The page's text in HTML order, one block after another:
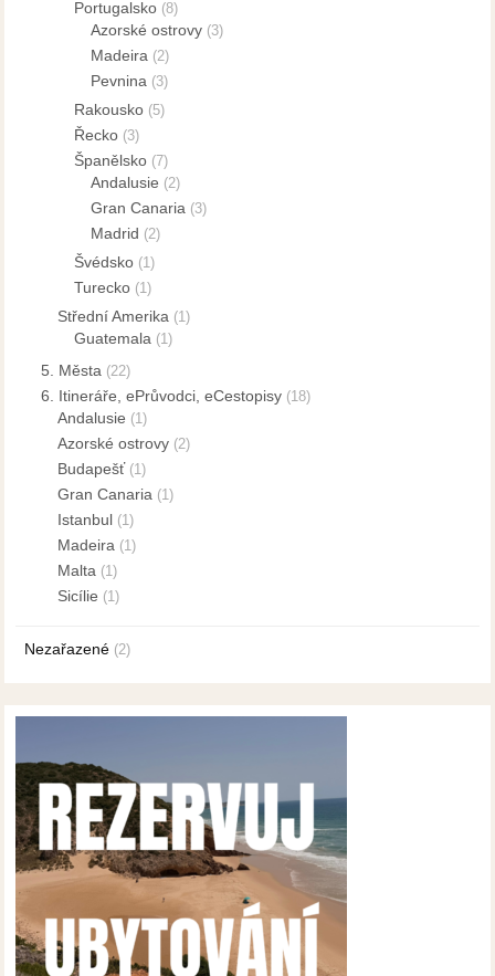
Portugalsko (8)
Azorské ostrovy (3)
Madeira (2)
Pevnina (3)
Rakousko (5)
Řecko (3)
Španělsko (7)
Andalusie (2)
Gran Canaria (3)
Madrid (2)
Švédsko (1)
Turecko (1)
Střední Amerika (1)
Guatemala (1)
5. Města (22)
6. Itineráře, ePrůvodci, eCestopisy (18)
Andalusie (1)
Azorské ostrovy (2)
Budapešť(1)
Gran Canaria (1)
Istanbul (1)
Madeira (1)
Malta (1)
Sicílie (1)
Nezařazené (2)